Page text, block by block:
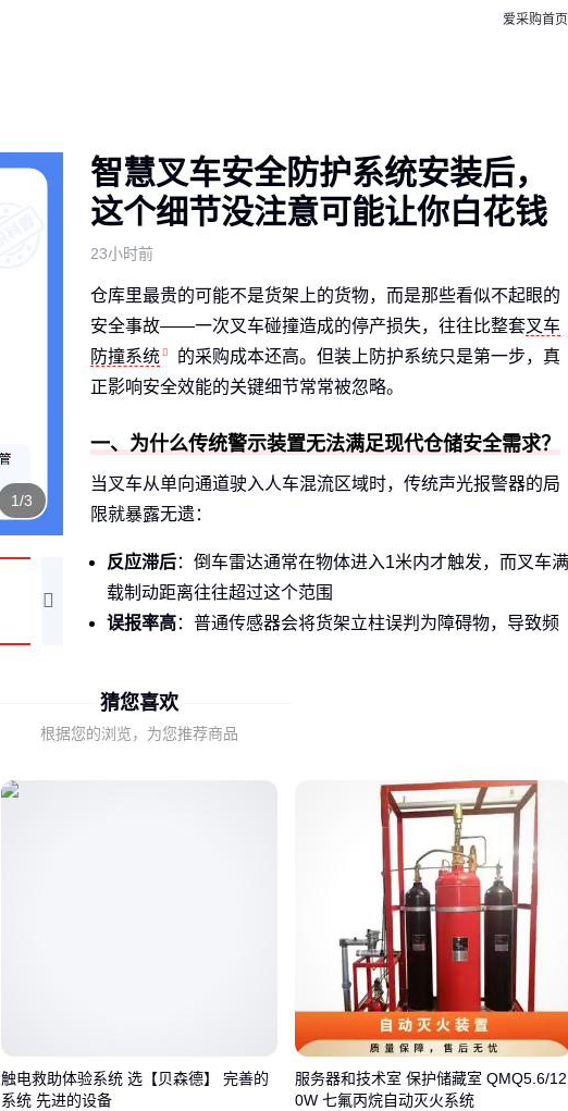
爱采购首页
1/3
智慧叉车安全防护系统安装后，
这个细节没注意可能让你白花钱
23小时前
仓库里最贵的可能不是货架上的货物，而是那些看似不起眼的
安全事故——一次叉车碰撞造成的停产损失，往往比整套叉车
防撞系统
的采购成本还高。但装上防护系统只是第一步，真
正影响安全效能的关键细节常常被忽略。
一、为什么传统警示装置无法满足现代仓储安全需求？
当叉车从单向通道驶入人车混流区域时，传统声光报警器的局
限就暴露无遗：
反应滞后：倒车雷达通常在物体进入1米内才触发，而叉车满
载制动距离往往超过这个范围
误报率高：普通传感器会将货架立柱误判为障碍物，导致频
的事故
题。比如采用激光雷达的型号能实现270°扫描，在3米外识别
人运动轨迹，配合液压系统的自动减速功能形成双重保障。
二、毫米波雷达与激光雷达在防护系统中的实际效果差
两种主流技术方案各有适用场景：
优势在于厘米级精度，适合需要识别细小障碍物的
精密仓储，但对粉尘、雨雾环境敏感
穿透性强，在冷库或户外场景稳定性更好，但无
法区分静止的人体和货架
猜您喜欢
根据您的浏览，为您推荐商品
触电救助体验系统 选【贝森德】 完善的
系统 先进的设备
服务器和技术室 保护储藏室 QMQ5.6/12
0W 七氟丙烷自动灭火系统